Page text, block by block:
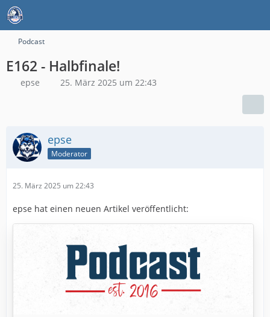
Podcast
E162 - Halbfinale!
epse 25. März 2025 um 22:43
epse
Moderator
25. März 2025 um 22:43
epse hat einen neuen Artikel veröffentlicht: